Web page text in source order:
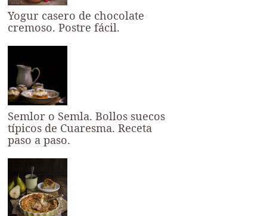
Yogur casero de chocolate
cremoso. Postre fácil.
Semlor o Semla. Bollos suecos
típicos de Cuaresma. Receta
paso a paso.